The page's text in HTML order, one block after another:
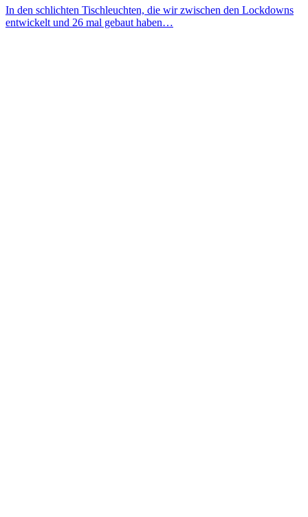
In den schlichten Tischleuchten, die wir zwischen den Lockdowns
entwickelt und 26 mal gebaut haben…